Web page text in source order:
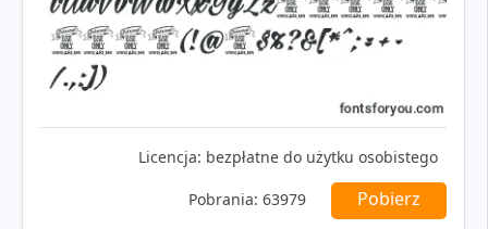
Licencja: bezpłatne do użytku osobistego
Pobrania: 63979 Pobierz